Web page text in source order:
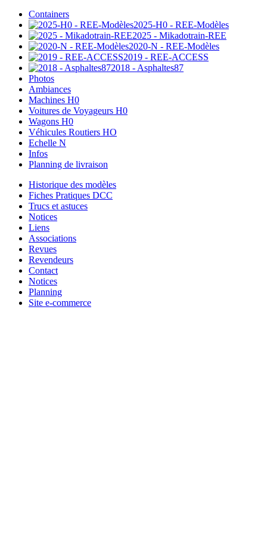
Containers
2025-H0 - REE-Modèles
2025 - Mikadotrain-REE
2020-N - REE-Modèles
2019 - REE-ACCESS
2018 - Asphaltes87
Photos
Ambiances
Machines H0
Voitures de Voyageurs H0
Wagons H0
Véhicules Routiers HO
Echelle N
Infos
Planning de livraison
Historique des modèles
Fiches Pratiques DCC
Trucs et astuces
Notices
Liens
Associations
Revues
Revendeurs
Contact
Notices
Planning
Site e-commerce